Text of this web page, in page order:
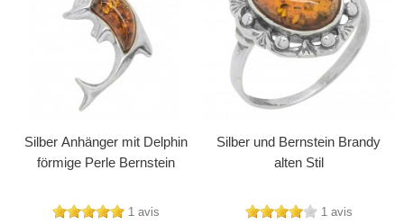
Silber Anhänger mit Delphin
förmige Perle Bernstein
1 avis
Silber und Bernstein Brandy
alten Stil
1 avis